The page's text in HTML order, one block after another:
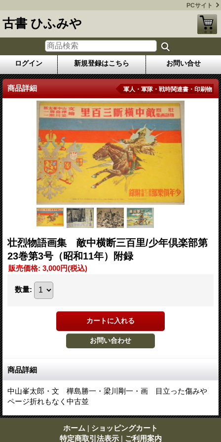
PCサイト
古書 ひふみや
ログイン 新規登録はこちら お問い合せ
商品詳細 軍人・軍隊・戦時関連書・印刷物
壮烈物語画集 敵中横断三百里/少年倶楽部第
23巻第3号（昭和11年）附録
販売価格: 3,000円(税込)
数量:
商品詳細
中山峯太郎・文 樺島勝一・梁川剛一・画 目立った傷みや
ページ折れもなく中古並
ホーム | ショッピングカート
特定商取引法表示 | ご利用案内